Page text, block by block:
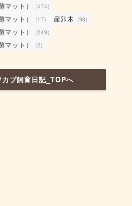
マット） (474)
マット） (17) 産卵木 (98)
マット） (249)
マット） (2)
カブ飼育日記_TOPへ